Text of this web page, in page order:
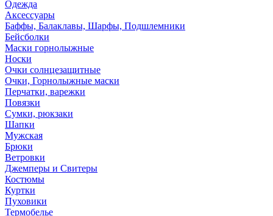
Одежда
Аксессуары
Баффы, Балаклавы, Шарфы, Подшлемники
Бейсболки
Маски горнолыжные
Носки
Очки солнцезащитные
Очки, Горнолыжные маски
Перчатки, варежки
Повязки
Сумки, рюкзаки
Шапки
Мужская
Брюки
Ветровки
Джемперы и Свитеры
Костюмы
Куртки
Пуховики
Термобелье